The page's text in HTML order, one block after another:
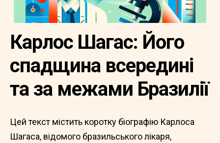
Карлос Шагас: Його
спадщина всередині
та за межами Бразилії
Цей текст містить коротку біографію Карлоса
Шагаса, відомого бразильського лікаря,